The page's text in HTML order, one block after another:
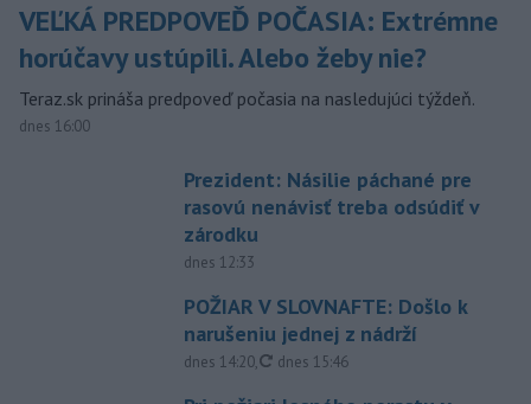
VEĽKÁ PREDPOVEĎ POČASIA: Extrémne
horúčavy ustúpili. Alebo žeby nie?
Teraz.sk prináša predpoveď počasia na nasledujúci týždeň.
dnes 16:00
Prezident: Násilie páchané pre
rasovú nenávisť treba odsúdiť v
zárodku
dnes 12:33
POŽIAR V SLOVNAFTE: Došlo k
narušeniu jednej z nádrží
dnes 14:20, aktualizované
dnes 15:46